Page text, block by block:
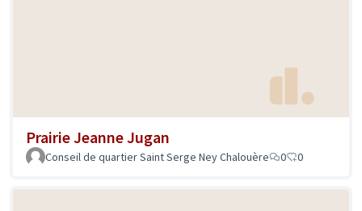
Prairie Jeanne Jugan
Conseil de quartier Saint Serge Ney Chalouère 0 0